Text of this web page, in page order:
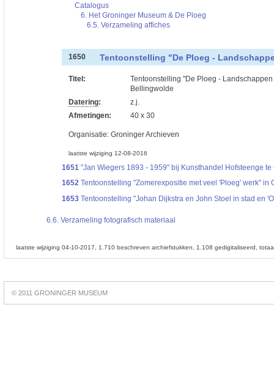
Catalogus
6. Het Groninger Museum & De Ploeg
6.5. Verzameling affiches
1650 Tentoonstelling "De Ploeg -
Titel:
Tentoonstelling "De Ploeg -
Bellingwolde
Datering:
z.j.
Afmetingen:
40 x 30
Organisatie: Groninger Archieven
laatste wijziging 12-08-2016
1651 "Jan Wiegers 1893 - 1959" bij Kunsthandel Hofsteenge te
1652Tentoonstelling "Zomerexpositie met veel 'Ploeg' werk" in
1653Tentoonstelling "Johan Dijkstra en John Stoel in stad en
6.6.Verzameling fotografisch materiaal
laatste wijziging 04-10-2017 1.710 beschreven archiefstukken 1.108 gedigitaliseerd
Best
online© 2011 GRONINGER MUSEUM